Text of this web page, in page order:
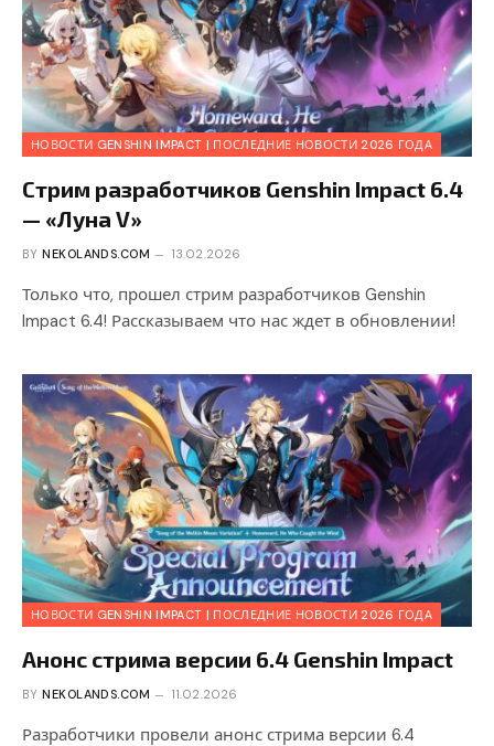
НОВОСТИ GENSHIN IMPACT | ПОСЛЕДНИЕ НОВОСТИ 2026 ГОДА
Стрим разработчиков Genshin Impact 6.4
— «Луна V»
BY NEKOLANDS.COM 13.02.2026
Только что, прошел стрим разработчиков Genshin
Impact 6.4! Рассказываем что нас ждет в обновлении!
НОВОСТИ GENSHIN IMPACT | ПОСЛЕДНИЕ НОВОСТИ 2026 ГОДА
Анонс стрима версии 6.4 Genshin Impact
BY NEKOLANDS.COM 11.02.2026
Разработчики провели анонс стрима версии 6.4